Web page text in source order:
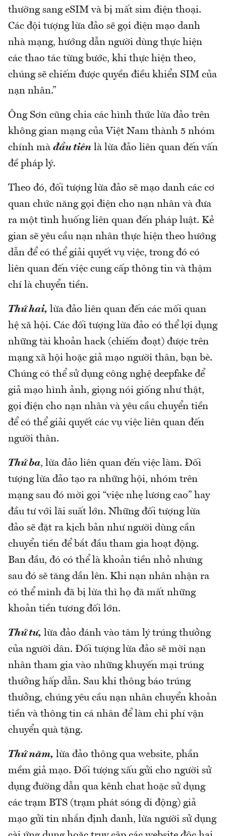
thường sang eSIM và bị mất sim điện thoại.
Các đội tượng lừa đảo sẽ gọi điện mạo danh
nhà mạng, hướng dẫn người dùng thực hiện
các thao tác từng bước, khi thực hiện theo,
chúng sẽ chiếm được quyền điều khiển SIM của
nạn nhân.”
Ông Sơn cũng chia các hình thức lừa đảo trên
không gian mạng của Việt Nam thành 5 nhóm
chính mà đầu tiên là lừa đảo liên quan đến vấn
đề pháp lý.
Theo đó, đối tượng lừa đảo sẽ mạo danh các cơ
quan chức năng gọi điện cho nạn nhân và đưa
ra một tình huống liên quan đến pháp luật. Kẻ
gian sẽ yêu cầu nạn nhân thực hiện theo hướng
dẫn để có thể giải quyết vụ việc, trong đó có
liên quan đến việc cung cấp thông tin và thậm
chí là chuyển tiền.
Thứ hai, lừa đảo liên quan đến các mối quan
hệ xã hội. Các đối tượng lừa đảo có thể lợi dụng
những tài khoản hack (chiếm đoạt) được trên
mạng xã hội hoặc giả mạo người thân, bạn bè.
Chúng có thể sử dụng công nghệ deepfake để
giả mạo hình ảnh, giọng nói giống như thật,
gọi điện cho nạn nhân và yêu cầu chuyển tiền
để có thể giải quyết các vụ việc liên quan đến
người thân.
Thứ ba, lừa đảo liên quan đến việc làm. Đối
tượng lừa đảo tạo ra những hội, nhóm trên
mạng sau đó mời gọi “việc nhẹ lương cao” hay
đầu tư với lãi suất lớn. Những đối tượng lừa
đảo sẽ đặt ra kịch bản như người dùng cần
chuyển tiền để bắt đầu tham gia hoạt động.
Ban đầu, đó có thể là khoản tiền nhỏ nhưng
sau đó sẽ tăng dần lên. Khi nạn nhân nhận ra
có thể mình đã bị lừa thì họ đã mất những
khoản tiền tương đối lớn.
Thứ tư, lừa đảo đánh vào tâm lý trúng thưởng
của người dân. Đối tượng lừa đảo sẽ mời nạn
nhân tham gia vào những khuyến mại trúng
thưởng hấp dẫn. Sau khi thông báo trúng
thưởng, chúng yêu cầu nạn nhân chuyển khoản
tiền và thông tin cá nhân để làm chi phí vận
chuyển quà tặng.
Thứ năm, lừa đảo thông qua website, phần
mềm giả mạo. Đối tượng xấu gửi cho người sử
dụng đường dẫn qua kênh chat hoặc sử dụng
các trạm BTS (trạm phát sóng di động) giả
mạo gửi tin nhắn định danh, lừa người sử dụng